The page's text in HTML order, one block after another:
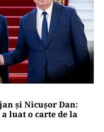
și Nicușor Dan:
luat o carte de la